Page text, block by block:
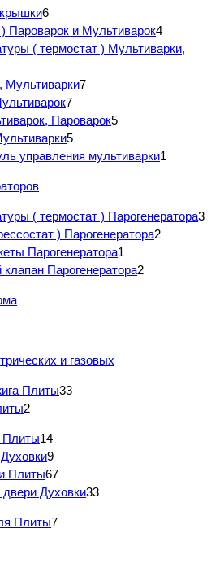
6
Пароварок и Мультиварок4
( термостат ) Мультиварки,
Мультиварки7
7
Пароварок5
5
управления мультиварки1
( термостат ) Парогенератора3
) Парогенератора2
Парогенератора1
Парогенератора2
и газовых
Плиты33
2
Плиты14
9
Плиты67
Духовки33
Плиты7